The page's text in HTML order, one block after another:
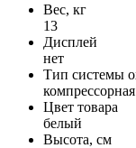
Вес, кг
13
Дисплей
нет
Тип системы
компрессорная
Цвет товара
белый
Высота, см